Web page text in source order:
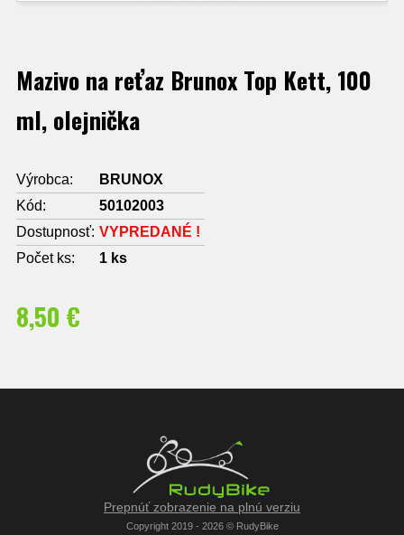
Mazivo na reťaz Brunox Top Kett, 100
ml, olejnička
Výrobca:
BRUNOX
Kód:
50102003
Dostupnosť: VYPREDANÉ !
Počet ks:
1 ks
8,50 €
Prepnúť zobrazenie na plnú verziu
Copyright 2019 - 2026 © RudyBike